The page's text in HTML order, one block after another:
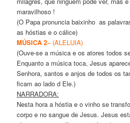
maravilhoso !
(O Papa pronuncia baixinho as
as hóstias e o cálice)
MÚSICA 2– (ALELUIA)
(Ouve-se a música e os atores todos
Enquanto a música toca, Jesus
Senhora, santos e anjos de todos os
ficam ao lado d Ele.)
NARRADORA:
Nesta hora a hóstia e o vinho se
corpo e no sangue de Jesus. Jesus